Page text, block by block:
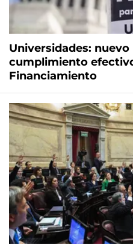
Universidades:
cumplimiento
Financiamiento